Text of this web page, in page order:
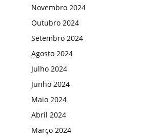
Novembro 2024
Outubro 2024
Setembro 2024
Agosto 2024
Julho 2024
Junho 2024
Maio 2024
Abril 2024
Março 2024